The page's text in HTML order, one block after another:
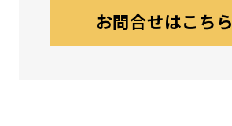
お問合せはこちら